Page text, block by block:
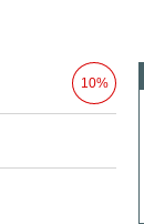
10%